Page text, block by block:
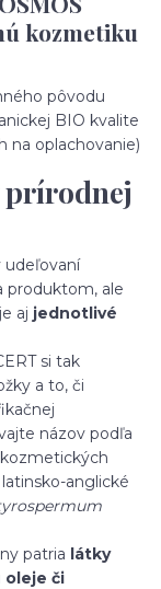
kozmetiku
pôvodu
BIO kvalite
na oplachovanie)
prírodnej
udeľovaní
produktom, ale
aj jednotlivé
si tak
a to, či
názov podľa
anglické
patria látky
oleje či